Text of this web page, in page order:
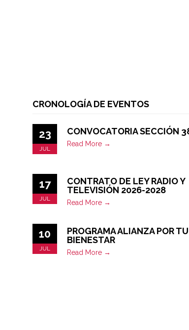
CRONOLOGÍA DE EVENTOS
23
JUL
CONVOCATORIA SECCIÓN
Read More →
17
JUL
CONTRATO DE LEY RADIO Y
TELEVISIÓN 2026-2028
Read More →
10
JUL
PROGRAMA ALIANZA POR TU
BIENESTAR
Read More →